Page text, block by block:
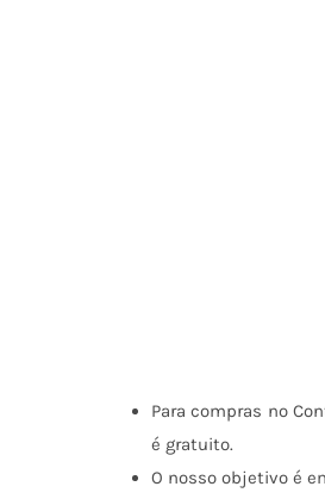
Para compras no
é gratuito.
O nosso objetivo é